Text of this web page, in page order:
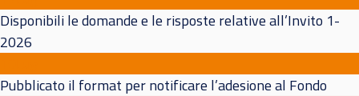
Disponibili le domande e le risposte relative all’Invito 1-
2026
Pubblicato il format per notificare l’adesione al Fondo